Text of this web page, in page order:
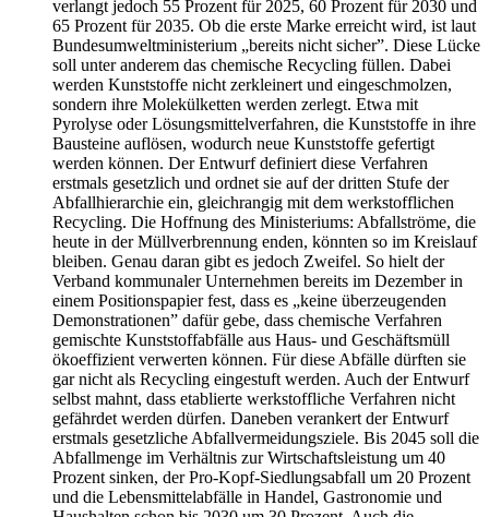
verlangt jedoch 55 Prozent für 2025, 60 Prozent für 2030 und
65 Prozent für 2035. Ob die erste Marke erreicht wird, ist laut
Bundesumweltministerium „bereits nicht sicher”. Diese Lücke
soll unter anderem das chemische Recycling füllen. Dabei
werden Kunststoffe nicht zerkleinert und eingeschmolzen,
sondern ihre Molekülketten werden zerlegt. Etwa mit
Pyrolyse oder Lösungsmittelverfahren, die Kunststoffe in ihre
Bausteine auflösen, wodurch neue Kunststoffe gefertigt
werden können. Der Entwurf definiert diese Verfahren
erstmals gesetzlich und ordnet sie auf der dritten Stufe der
Abfallhierarchie ein, gleichrangig mit dem werkstofflichen
Recycling. Die Hoffnung des Ministeriums: Abfallströme, die
heute in der Müllverbrennung enden, könnten so im Kreislauf
bleiben. Genau daran gibt es jedoch Zweifel. So hielt der
Verband kommunaler Unternehmen bereits im Dezember in
einem Positionspapier fest, dass es „keine überzeugenden
Demonstrationen” dafür gebe, dass chemische Verfahren
gemischte Kunststoffabfälle aus Haus- und Geschäftsmüll
ökoeffizient verwerten können. Für diese Abfälle dürften sie
gar nicht als Recycling eingestuft werden. Auch der Entwurf
selbst mahnt, dass etablierte werkstoffliche Verfahren nicht
gefährdet werden dürfen. Daneben verankert der Entwurf
erstmals gesetzliche Abfallvermeidungsziele. Bis 2045 soll die
Abfallmenge im Verhältnis zur Wirtschaftsleistung um 40
Prozent sinken, der Pro-Kopf-Siedlungsabfall um 20 Prozent
und die Lebensmittelabfälle in Handel, Gastronomie und